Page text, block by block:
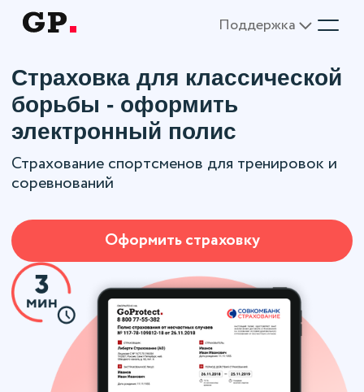
Поддержка
Страховка для классической
борьбы - оформить
электронный полис
Страхование спортсменов для тренировок и
соревнований
Оформить страховку